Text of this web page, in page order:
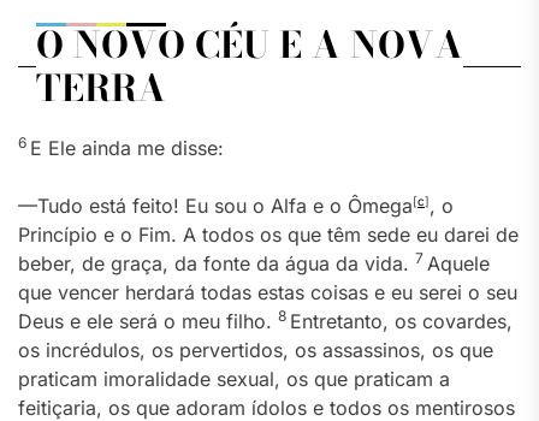
O NOVO CÉU E A NOVA
TERRA
6 E Ele ainda me disse:
—Tudo está feito! Eu sou o Alfa e o Ômega[c], o
Princípio e o Fim. A todos os que têm sede eu darei de
beber, de graça, da fonte da água da vida. 7 Aquele
que vencer herdará todas estas coisas e eu serei o seu
Deus e ele será o meu filho. 8 Entretanto, os covardes,
os incrédulos, os pervertidos, os assassinos, os que
praticam imoralidade sexual, os que praticam a
feitiçaria, os que adoram ídolos e todos os mentirosos